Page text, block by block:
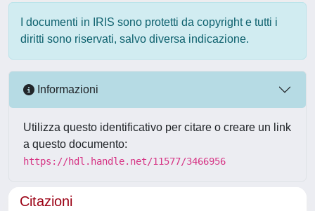
I documenti in IRIS sono protetti da copyright e tutti i
diritti sono riservati, salvo diversa indicazione.
Informazioni
Utilizza questo identificativo per citare o creare un link
a questo documento:
https://hdl.handle.net/11577/3466956
Citazioni